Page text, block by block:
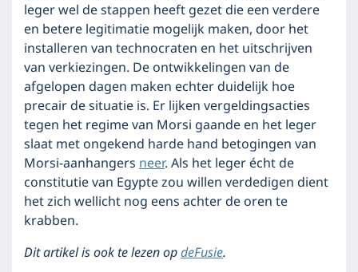
leger wel de stappen heeft gezet die een verdere
en betere legitimatie mogelijk maken, door het
installeren van technocraten en het uitschrijven
van verkiezingen. De ontwikkelingen van de
afgelopen dagen maken echter duidelijk hoe
precair de situatie is. Er lijken vergeldingsacties
tegen het regime van Morsi gaande en het leger
slaat met ongekend harde hand betogingen van
Morsi-aanhangersneer. Als het leger écht de
constitutie van Egypte zou willen verdedigen dient
het zich wellicht nog eens achter de oren te
krabben.
Dit artikel is ook te lezen opdeFusie.